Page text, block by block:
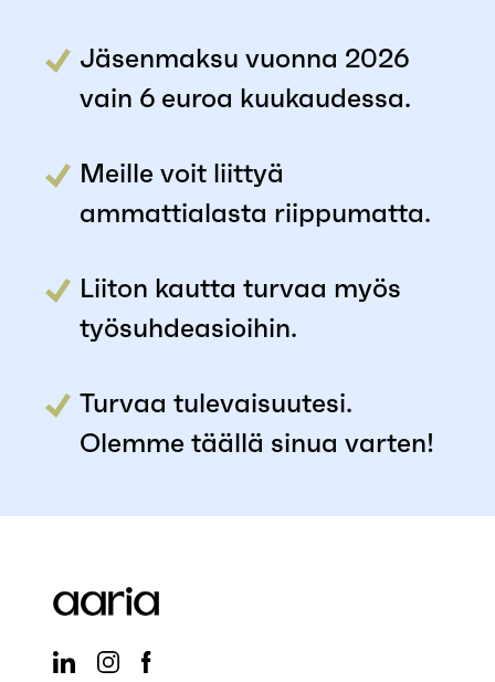
Jäsenmaksu vuonna 2026
vain 6 euroa kuukaudessa.
Meille voit liittyä
ammattialasta riippumatta.
Liiton kautta turvaa myös
työsuhdeasioihin.
Turvaa tulevaisuutesi.
Olemme täällä sinua varten!